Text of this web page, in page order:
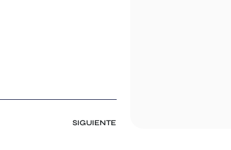
SIGUIENTE